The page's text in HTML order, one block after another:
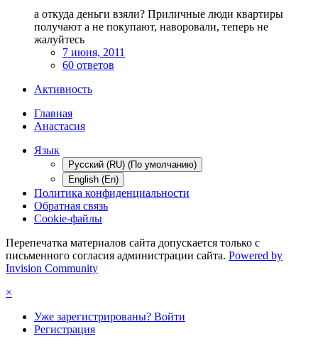
а откуда деньги взяли? Приличные люди квартиры
получают а не покупают, наворовали, теперь не
жалуйтесь
7 июня, 2011
60 ответов
Активность
Главная
Анастасия
Язык
Русский (RU) (По умолчанию)
English (En)
Политика конфиденциальности
Обратная связь
Cookie-файлы
Перепечатка материалов сайта допускается только с
письменного согласия администрации сайта. Powered by
Invision Community
×
Уже зарегистрированы? Войти
Регистрация